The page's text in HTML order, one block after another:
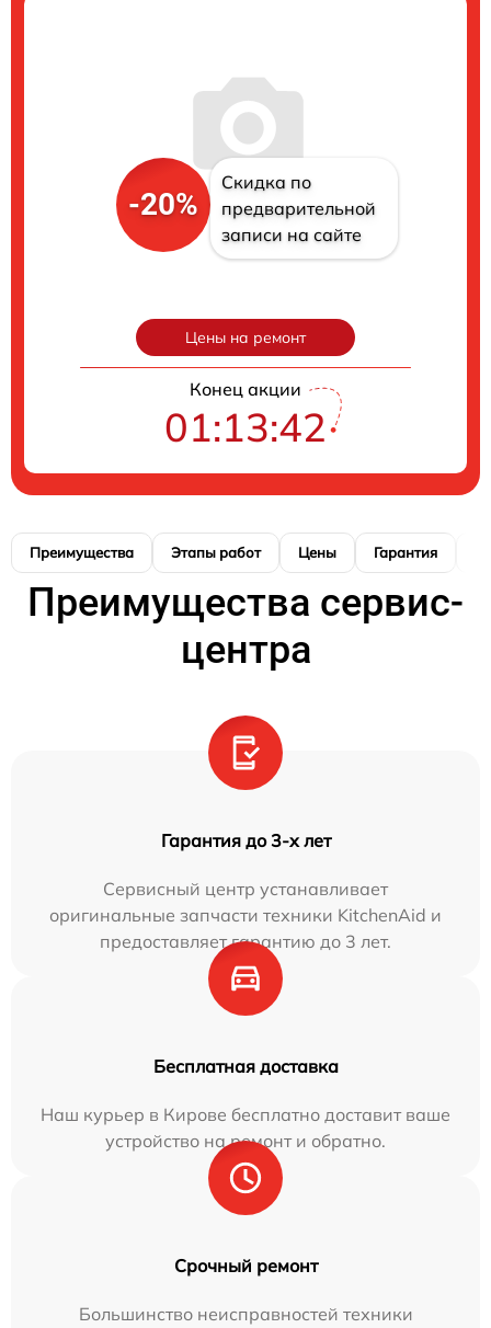
-20%
Скидка по
предварительной
записи на сайте
Цены на ремонт
Конец акции
01:13:41
Преимущества Этапы работ Цены Гарантия
Преимущества сервис-
центра
Гарантия до 3-х лет
Сервисный центр устанавливает
оригинальные запчасти техники KitchenAid и
предоставляет гарантию до 3 лет.
Бесплатная доставка
Наш курьер в Кирове бесплатно доставит ваше
устройство на ремонт и обратно.
Срочный ремонт
Большинство неисправностей техники